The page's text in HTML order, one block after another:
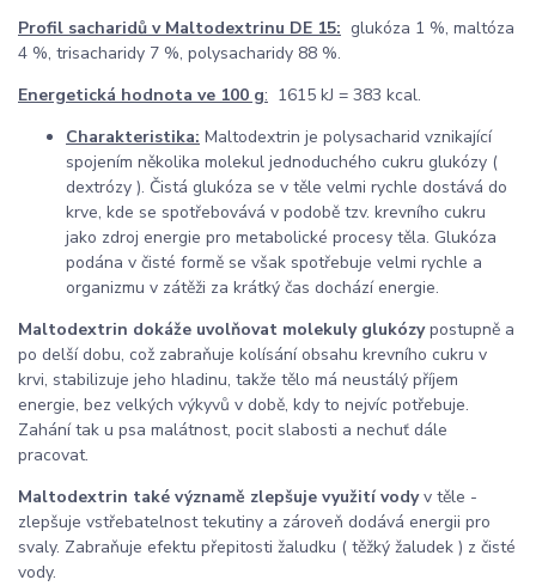
Profil sacharidů v Maltodextrinu DE 15: glukóza 1 %, maltóza
4 %, trisacharidy 7 %, polysacharidy 88 %.
Energetická hodnota ve 100 g: 1615 kJ = 383 kcal.
Charakteristika: Maltodextrin je polysacharid vznikající
spojením několika molekul jednoduchého cukru glukózy (
dextrózy ). Čistá glukóza se v těle velmi rychle dostává do
krve, kde se spotřebovává v podobě tzv. krevního cukru
jako zdroj energie pro metabolické procesy těla. Glukóza
podána v čisté formě se však spotřebuje velmi rychle a
organizmu v zátěži za krátký čas dochází energie.
Maltodextrin dokáže uvolňovat molekuly glukózypostupně a
po delší dobu, což zabraňuje kolísání obsahu krevního cukru v
krvi, stabilizuje jeho hladinu, takže tělo má neustálý příjem
energie, bez velkých výkyvů v době, kdy to nejvíc potřebuje.
Zahání tak u psa malátnost, pocit slabosti a nechuť dále
pracovat.
Maltodextrin také významě zlepšuje využití vodyv těle -
zlepšuje vstřebatelnost tekutiny a zároveň dodává energii pro
svaly. Zabraňuje efektu přepitosti žaludku ( těžký žaludek ) z čisté
vody.